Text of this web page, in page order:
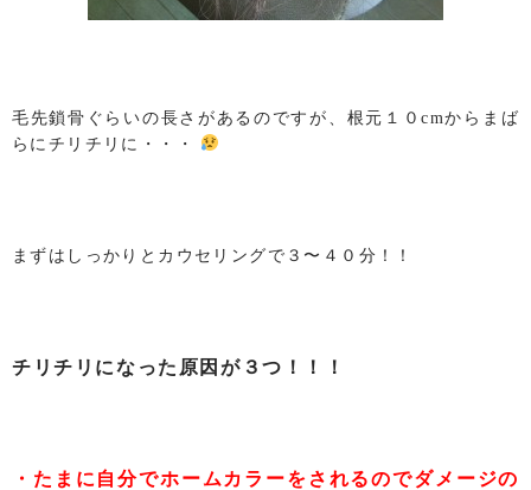
毛先鎖骨ぐらいの長さがあるのですが、根元１０cmからまば
らにチリチリに・・・
まずはしっかりとカウセリングで３〜４０分！！
チリチリになった原因が３つ！！！
・たまに自分でホームカラーをされるのでダメージの